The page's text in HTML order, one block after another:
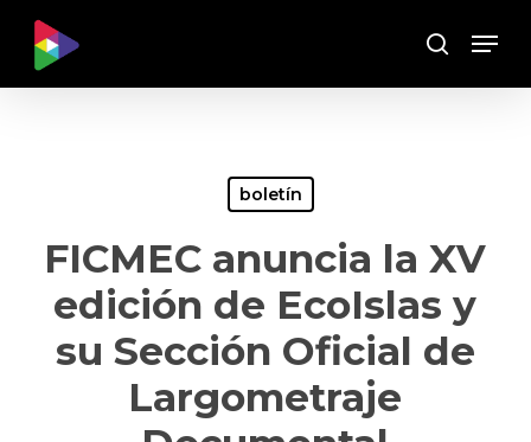
main
Buscar
Menu
boletín
FICMEC anuncia la XV
edición de EcoIslas y
su Sección Oficial de
Largometraje